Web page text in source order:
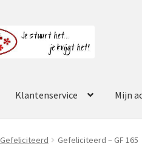
Klantenservice Mijn
Gefeliciteerd Gefeliciteerd – GF 165